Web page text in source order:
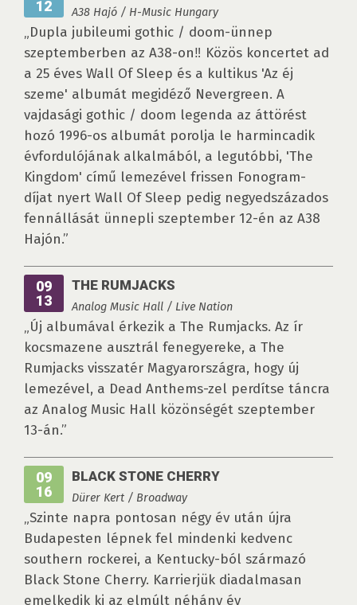
12
A38 Hajó / H-Music Hungary
„Dupla jubileumi gothic / doom-ünnep
szeptemberben az A38-on‼ Közös koncertet ad
a 25 éves Wall Of Sleep és a kultikus 'Az éj
szeme' albumát megidéző Nevergreen. A
vajdasági gothic / doom legenda az áttörést
hozó 1996-os albumát porolja le harmincadik
évfordulójának alkalmából, a legutóbbi, 'The
Kingdom' című lemezével frissen Fonogram-
díjat nyert Wall Of Sleep pedig negyedszázados
fennállását ünnepli szeptember 12-én az A38
Hajón.”
09
13
THE RUMJACKS
Analog Music Hall / Live Nation
„Új albumával érkezik a The Rumjacks. Az ír
kocsmazene ausztrál fenegyereke, a The
Rumjacks visszatér Magyarországra, hogy új
lemezével, a Dead Anthems-zel perdítse táncra
az Analog Music Hall közönségét szeptember
13-án.”
09
16
BLACK STONE CHERRY
Dürer Kert / Broadway
„Szinte napra pontosan négy év után újra
Budapesten lépnek fel mindenki kedvenc
southern rockerei, a Kentucky-ból származó
Black Stone Cherry. Karrierjük diadalmasan
emelkedik ki az elmúlt néhány év